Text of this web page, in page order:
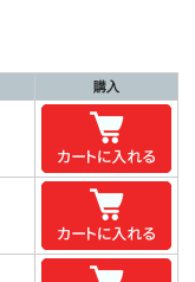
購入